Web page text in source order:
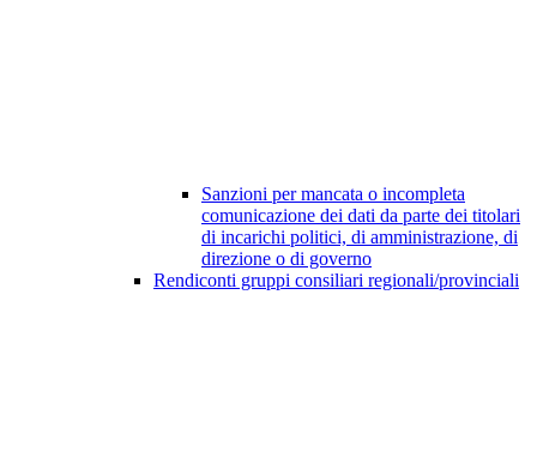
Sanzioni per mancata o incompleta
comunicazione dei dati da parte dei titolari
di incarichi politici, di amministrazione, di
direzione o di governo
Rendiconti gruppi consiliari regionali/provinciali